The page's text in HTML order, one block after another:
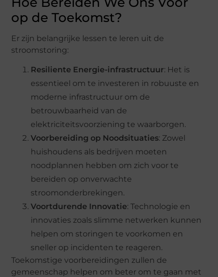
op de Toekomst?
Er zijn belangrijke lessen te leren uit de
stroomstoring:
Resiliente Energie-infrastructuur: Het is
essentieel om te investeren in robuuste en
moderne infrastructuur om de
betrouwbaarheid van de
elektriciteitsvoorziening te waarborgen.
Voorbereiding op Noodsituaties: Zowel
huishoudens als bedrijven moeten
noodplannen hebben om zich voor te
bereiden op onverwachte
stroomonderbrekingen.
Voortdurende Innovatie: Technologie en
innovaties zoals slimme netwerken kunnen
helpen om storingen te voorkomen en
sneller op incidenten te reageren.
Toekomstige voorbereidingen zullen de
gemeenschap helpen om beter om te gaan met